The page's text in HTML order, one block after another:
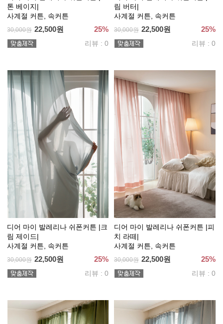
톤 베이지|
사계절 커튼, 속커튼
30,000원 22,500원 25%
리뷰 : 0
림 버터|
사계절 커튼, 속커튼
30,000원 22,500원 25%
리뷰 : 0
디어 마이 발레리나 쉬폰커튼 |크
림 제이드|
사계절 커튼, 속커튼
30,000원 22,500원 25%
리뷰 : 0
디어 마이 발레리나 쉬폰커튼 |피
치 라떼|
사계절 커튼, 속커튼
30,000원 22,500원 25%
리뷰 : 0